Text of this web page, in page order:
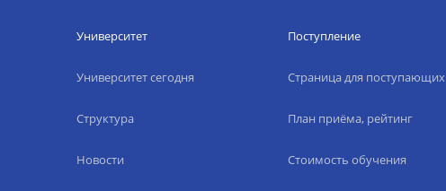
Университет
Университет сегодня
Структура
Новости
Поступление
Страница для поступающих
План приёма, рейтинг
Стоимость обучения